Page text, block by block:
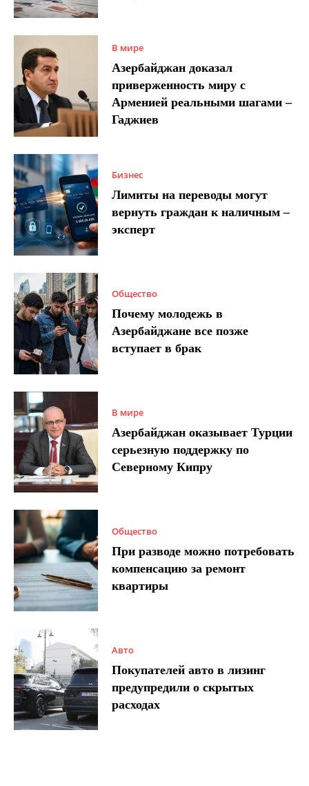
В мире
Азербайджан доказал
приверженность миру с
Арменией реальными шагами –
Гаджиев
Бизнес
Лимиты на переводы могут
вернуть граждан к наличным –
эксперт
Общество
Почему молодежь в
Азербайджане все позже
вступает в брак
В мире
Азербайджан оказывает Турции
серьезную поддержку по
Северному Кипру
Общество
При разводе можно потребовать
компенсацию за ремонт
квартиры
Авто
Покупателей авто в лизинг
предупредили о скрытых
расходах